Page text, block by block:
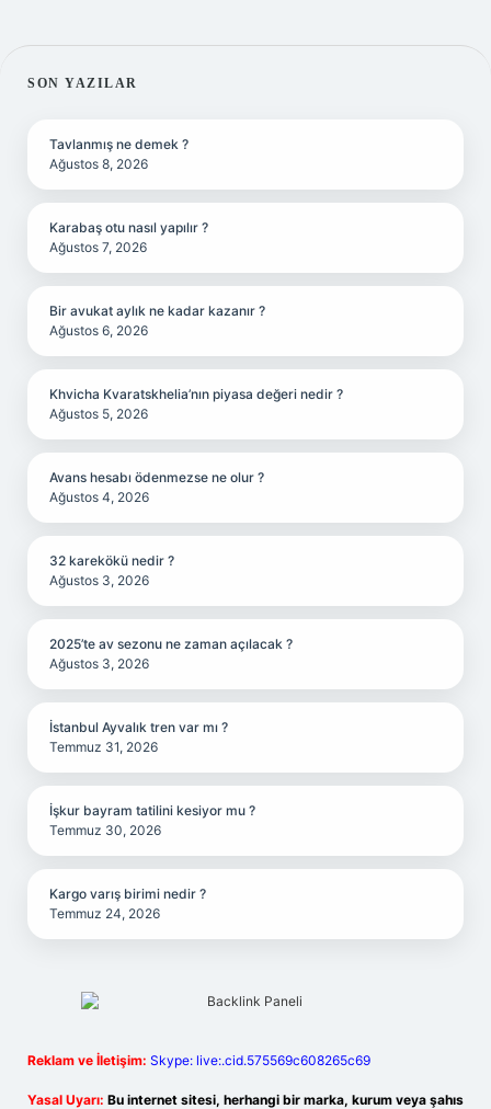
SIDEBAR
SON YAZILAR
Tavlanmış ne demek ?
Ağustos 8, 2026
Karabaş otu nasıl yapılır ?
Ağustos 7, 2026
Bir avukat aylık ne kadar kazanır ?
Ağustos 6, 2026
Khvicha Kvaratskhelia’nın piyasa değeri nedir ?
Ağustos 5, 2026
Avans hesabı ödenmezse ne olur ?
Ağustos 4, 2026
32 karekökü nedir ?
Ağustos 3, 2026
2025’te av sezonu ne zaman açılacak ?
Ağustos 3, 2026
İstanbul Ayvalık tren var mı ?
Temmuz 31, 2026
İşkur bayram tatilini kesiyor mu ?
Temmuz 30, 2026
Kargo varış birimi nedir ?
Temmuz 24, 2026
Reklam ve İletişim: Skype: live:.cid.575569c608265c69
Yasal Uyarı: Bu internet sitesi, herhangi bir marka, kurum veya şahıs